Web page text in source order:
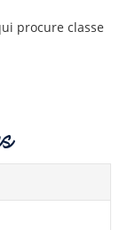
procure classe